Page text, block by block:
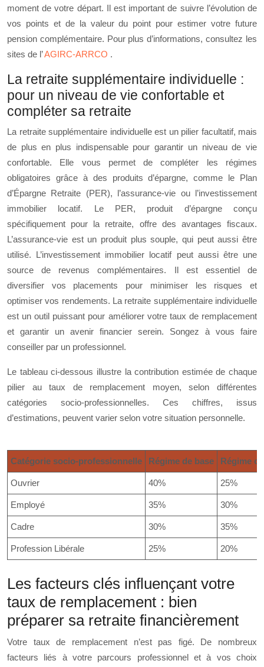
moment de votre départ. Il est important de suivre l’évolution de
vos points et de la valeur du point pour estimer votre future
pension complémentaire. Pour plus d’informations, consultez les
sites de l’AGIRC-ARRCO .
La retraite supplémentaire individuelle :
pour un niveau de vie confortable et
compléter sa retraite
La retraite supplémentaire individuelle est un pilier facultatif, mais
de plus en plus indispensable pour garantir un niveau de vie
confortable. Elle vous permet de compléter les régimes
obligatoires grâce à des produits d’épargne, comme le Plan
d’Épargne Retraite (PER), l’assurance-vie ou l’investissement
immobilier locatif. Le PER, produit d’épargne conçu
spécifiquement pour la retraite, offre des avantages fiscaux.
L’assurance-vie est un produit plus souple, qui peut aussi être
utilisé. L’investissement immobilier locatif peut aussi être une
source de revenus complémentaires. Il est essentiel de
diversifier vos placements pour minimiser les risques et
optimiser vos rendements. La retraite supplémentaire individuelle
est un outil puissant pour améliorer votre taux de remplacement
et garantir un avenir financier serein. Songez à vous faire
conseiller par un professionnel.
Le tableau ci-dessous illustre la contribution estimée de chaque
pilier au taux de remplacement moyen, selon différentes
catégories socio-professionnelles. Ces chiffres, issus
d’estimations, peuvent varier selon votre situation personnelle.
Catégorie socio-professionnelle Régime de base Régime
Ouvrier 40% 25%
Employé 35% 30%
Cadre 30% 35%
Profession Libérale 25% 20%
Les facteurs clés influençant votre
taux de remplacement : bien
préparer sa retraite financièrement
Votre taux de remplacement n’est pas figé. De nombreux
facteurs liés à votre parcours professionnel et à vos choix